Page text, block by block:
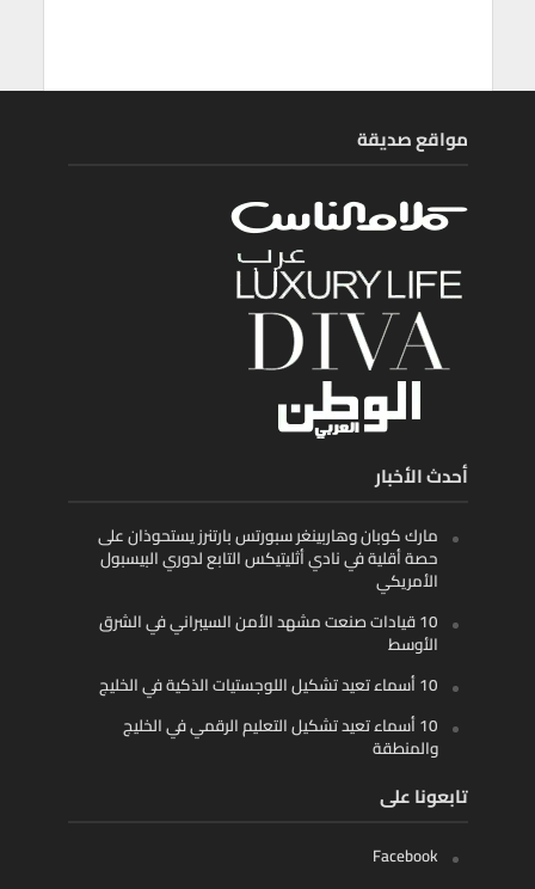
مواقع صديقة
أحدث الأخبار
مارك كوبان وهاربينغر سبورتس بارتنرز يستحوذان على
حصة أقلية في نادي أثليتيكس التابع لدوري البيسبول
الأمريكي
10 قيادات صنعت مشهد الأمن السيبراني في الشرق
الأوسط
10 أسماء تعيد تشكيل اللوجستيات الذكية في الخليج
10 أسماء تعيد تشكيل التعليم الرقمي في الخليج
والمنطقة
تابعونا على
Facebook